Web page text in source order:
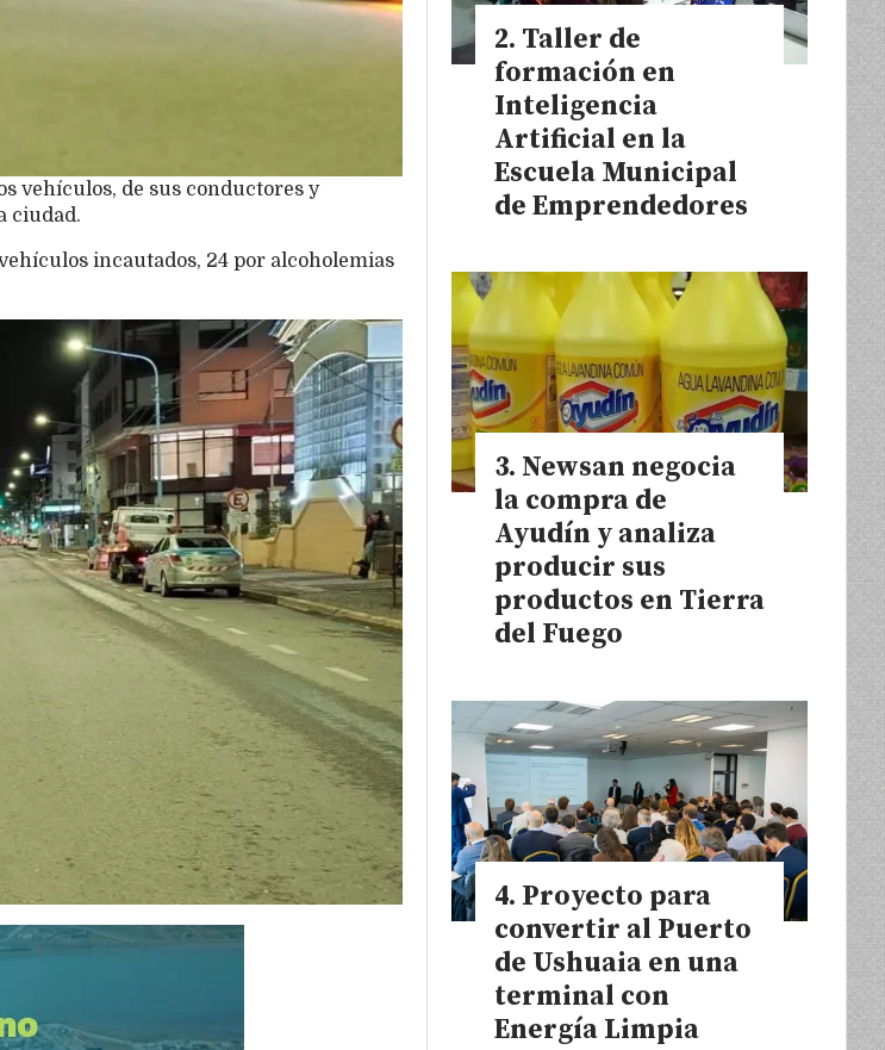
vehículos, de sus conductores y
ciudad.
incautados, 24 por alcoholemias
Taller de
formación en
Inteligencia
Artificial en la
Escuela Municipal
de Emprendedores
Newsan negocia
la compra de
Ayudín y analiza
producir sus
productos en Tierra
del Fuego
Proyecto para
convertir al Puerto
de Ushuaia en una
terminal con
Energía Limpia